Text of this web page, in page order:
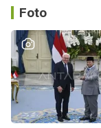
Foto